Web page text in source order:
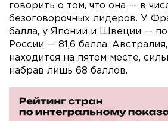
говорить о том, что она — в
безоговорочных лидеров. У
балла, у Японии и Швеции — по
России — 81,6 балла.
находится на пятом месте,
набрав лишь 68 баллов.